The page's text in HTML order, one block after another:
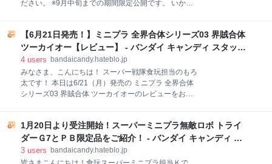
↓トレーグミは全部で4種！ピーチ味になります🍑 ↓パ
ッケージはこんな感じです！ SPレアのホロカードは
全面がキラッキラで特別感があるものに
ださい。 ※9月中旬までの期間限定公開です。 いかが
の人間ドラマ もはやTOKYOオリ○ピックを超えた 白
熱のバトル 締めに流れるJAM Projectの神EDテーマ 脳
裏に焼き付く 強烈な次回予告「あんぱんファイター
を探せ！」 この令和の時代にあってもなかなか味わえ
ない、極上のエンタメ体験をしていただけたのではな
いでしょうか。 こちら『激闘！クラッシュギア
7:00～7:30の枠（いわゆるニチアサ）で放送されたTV
アニメ作品です。なんと今年が20周年記念イヤー。 こ
の記念
【6月21日発売！】ミニプラ 全界合体シリーズ03 界賊合体
ツーカイオー【レビュー】 - バンダイ キャンディ スタッフ
BLOG
4 users bandaicandy.hateblo.jp
みなさま、こんにちは！ スーパー戦隊食玩担当のもろ
太です！ 本日は6/21（月）発売の ミニプラ 全界合体
シリーズ03 界賊合体 ツーカイオーのレビューをお届
望小売価格です。 ※一部、撮影用に別売りの商品、台
座や支柱を使用しています。 ◆6/21（月）発売予定 ミ
ニプラ 全界合体シリーズ03 界賊合体 ツーカイオー 各
360円（税込396円） ◆パッケージ 今回のロボは2モ
1月20日より受注開始！スーパーミニプラ無敵ロボ トライ
ダーＧ7とＰＢ限定品をご紹介！ - バンダイ キャンディ ス
タッフ BLOG
3 users bandaicandy.hateblo.jp